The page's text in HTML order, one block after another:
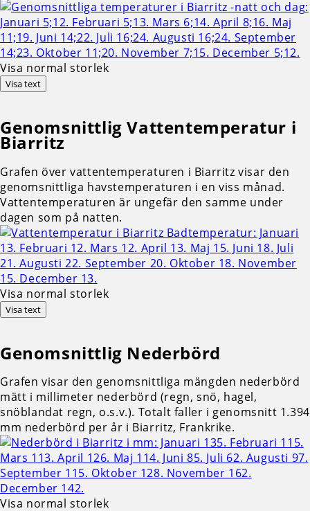
Visa normal storlek
Visa text
GenomsnittligVattentemperatur i
Biarritz
Grafen över vattentemperaturen i Biarritz visar den
genomsnittliga havstemperaturen i en viss månad.
Vattentemperaturen är ungefär den samme under
dagen som på natten.
Visa normal storlek
Visa text
Genomsnittlig Nederbörd
Grafen visar den genomsnittliga mängden nederbörd
mätt i millimeter nederbörd (regn, snö, hagel,
snöblandat regn, o.s.v.). Totalt faller i genomsnitt 1.394
mm nederbörd per år i Biarritz, Frankrike.
Visa normal storlek